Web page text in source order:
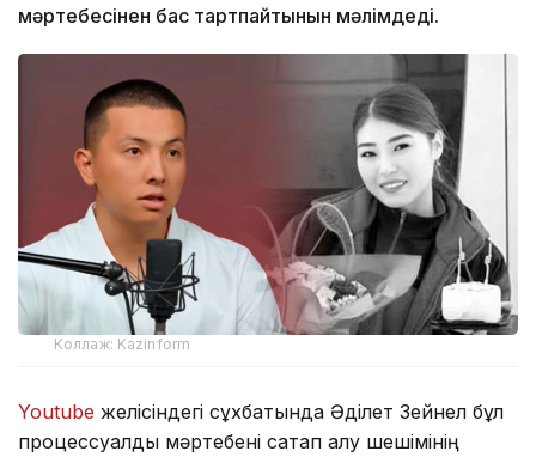
мәртебесінен бас тартпайтынын мәлімдеді.
Коллаж: Kazinform
Youtube желісіндегі сұхбатында Әділет Зейнел бұл
процессуалдық мәртебені сақтап қалу шешімінің